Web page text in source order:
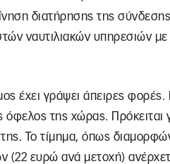
διατήρησης της σύνδεσης
ναυτιλιακών υπηρεσιών με
έχει γράψει άπειρες
όφελος της χώρας. Πρόκειται
Το τίμημα, όπως
(22 ευρώ ανά μετοχή)